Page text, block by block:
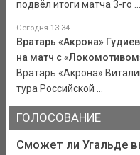
подвёл итоги матча 3-го ...
Сегодня 13:34
Вратарь «Акрона»
на матч с
Вратарь «Акрона»
тура Российской ...
ГОЛОСОВАНИЕ
Сможет ли Угальде